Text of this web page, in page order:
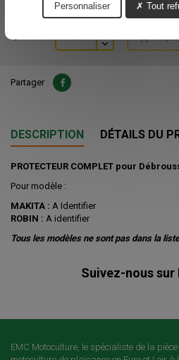
Voir nos délais de livraisons
Quantité

Partager
DESCRIPTION DÉTAILS DU
PROTECTEUR COMPLET pour
Pour modèle :
MAKITA : A Identifier
ROBIN : A identifier
Tous les modèles ne sont pas dans la liste
Suivez-nous sur
EMC Motoculture, le spécialiste de la
Tout
Personnaliser